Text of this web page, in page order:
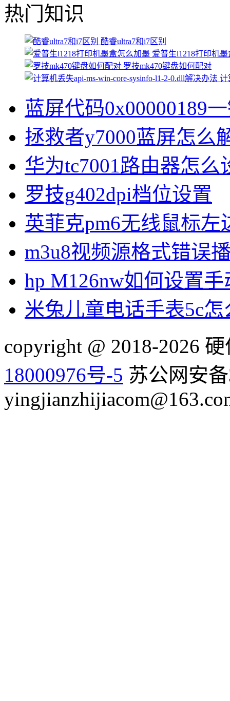
热门知识
酷睿ultra7和i7区别
爱普生l1218打印机
罗技mk470键盘如何配对
计
蓝屏代码0x00000189
拯救者y7000蓝屏怎么
华为tc7001路由器怎么
罗技g402dpi档位设置
英菲克pm6无线鼠标左
m3u8视频源格式错误
hp M126nw如何设置
米兔儿童电话手表5c
copyright @ 2018-2026
18000976号-5 苏公网安